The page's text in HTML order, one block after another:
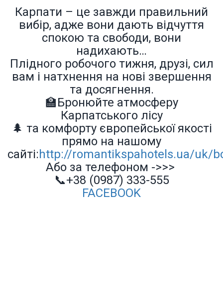
Карпати – це завжди правильний
вибір, адже вони дають відчуття
спокою та свободи, вони
надихають…
Плідного робочого тижня, друзі, сил
вам і натхнення на нові звершення
та досягнення.
🏫Бронюйте атмосферу
Карпатського лісу
🌲 та комфорту європейської якості
прямо на нашому
сайті:http://romantikspahotels.ua/uk/
Або за телефоном ->>>
📞+38 (0987) 333-555
FACEBOOK